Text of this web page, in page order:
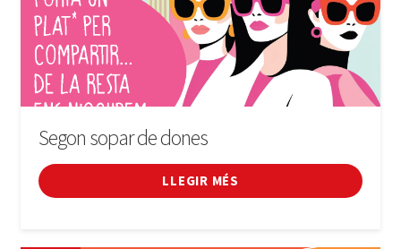
Segon sopar de dones
LLEGIR MÉS